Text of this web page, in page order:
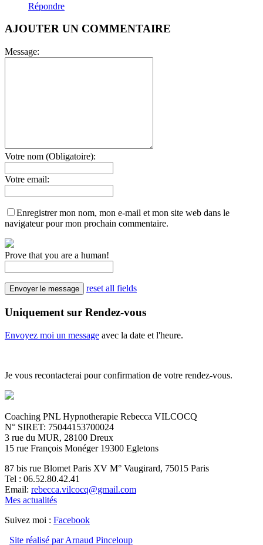
Répondre
AJOUTER UN COMMENTAIRE
Message:
Votre nom (Obligatoire):
Votre email:
Enregistrer mon nom, mon e-mail et mon site web dans le
navigateur pour mon prochain commentaire.
Prove that you are a human!
reset all fields
Uniquement sur Rendez-vous
Envoyez moi un message avec la date et l'heure.
Je vous recontacterai pour confirmation de votre rendez-vous.
Coaching PNL Hypnotherapie Rebecca VILCOCQ
N° SIRET: 75044153700024
3 rue du MUR, 28100 Dreux
15 rue François Monéger 19300 Egletons
87 bis rue Blomet Paris XV M° Vaugirard, 75015 Paris
Tel : 06.52.80.42.41
Email: rebecca.vilcocq@gmail.com
Mes actualités
Suivez moi : Facebook
Site réalisé par Arnaud Pinceloup